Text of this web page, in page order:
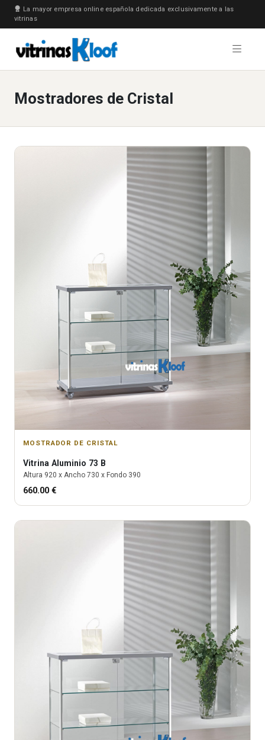
La mayor empresa online española dedicada exclusivamente a las
vitrinas
Mostradores de Cristal
MOSTRADOR DE CRISTAL
Vitrina Aluminio 73 B
Altura 920 x Ancho 730 x Fondo 390
660.00 €